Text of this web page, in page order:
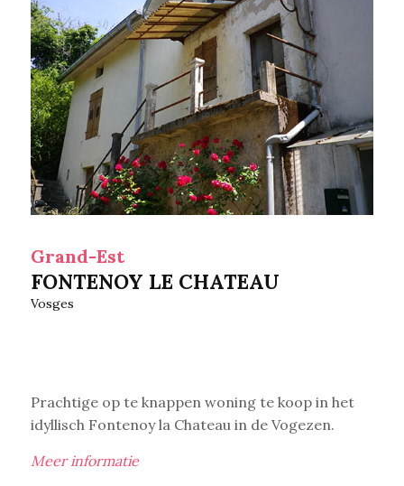
Grand-Est
FONTENOY LE CHATEAU
Vosges
Prachtige op te knappen woning te koop in het
idyllisch Fontenoy la Chateau in de Vogezen.
Meer informatie